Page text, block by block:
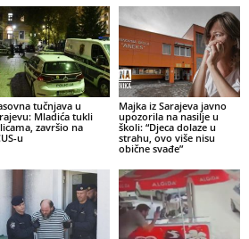
tučnjava u
Mladića tukli
završio na
u
Majka iz Sarajeva javno
upozorila na nasilje u
školi: “Djeca dolaze u
strahu, ovo više nisu
obične svađe”